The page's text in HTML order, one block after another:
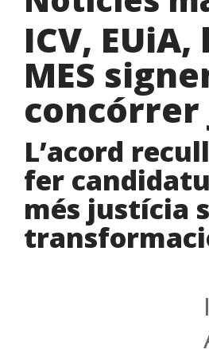
ICV,
MES
concórrer
L’acord
fer
més justícia